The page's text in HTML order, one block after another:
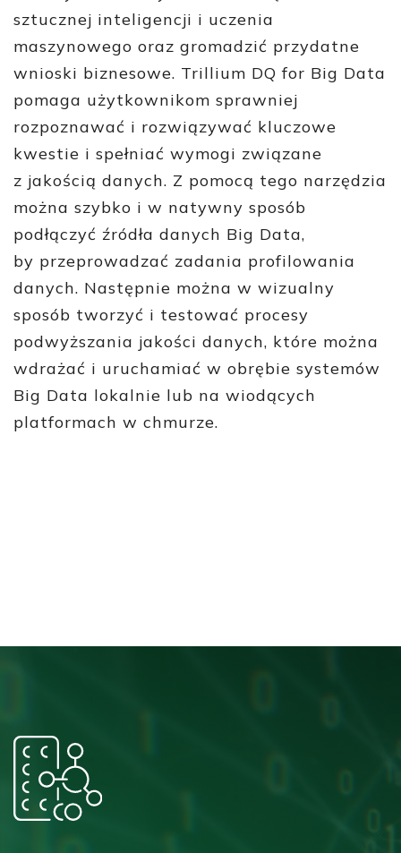
sztucznej inteligencji i uczenia
maszynowego oraz gromadzić przydatne
wnioski biznesowe. Trillium DQ for Big Data
pomaga użytkownikom sprawniej
rozpoznawać i rozwiązywać kluczowe
kwestie i spełniać wymogi związane
z jakością danych. Z pomocą tego narzędzia
można szybko i w natywny sposób
podłączyć źródła danych Big Data,
by przeprowadzać zadania profilowania
danych. Następnie można w wizualny
sposób tworzyć i testować procesy
podwyższania jakości danych, które można
wdrażać i uruchamiać w obrębie systemów
Big Data lokalnie lub na wiodących
platformach w chmurze.